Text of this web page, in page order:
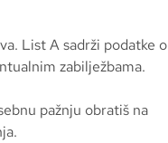
List A sadrži podatke o
zabilježbama.
pažnju obratiš na